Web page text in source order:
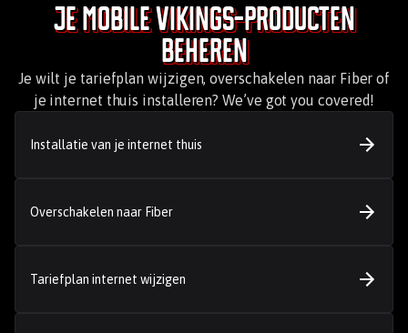
Je Mobile Vikings-producten
beheren
Je wilt je tariefplan wijzigen, overschakelen naar Fiber of
je internet thuis installeren? We’ve got you covered!
Installatie van je internet thuis
Overschakelen naar Fiber
Tariefplan internet wijzigen